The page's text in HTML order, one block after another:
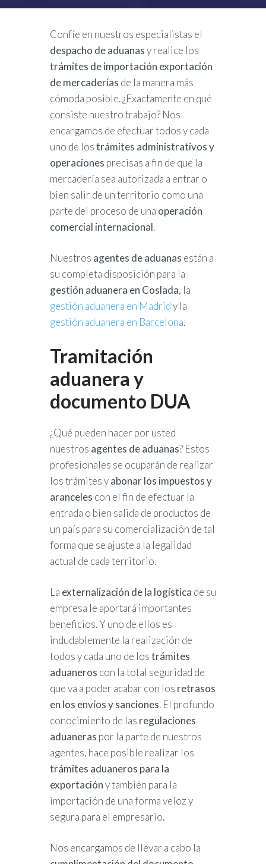
Confíe en nuestros especialistas el
despacho de aduanasy realice los
trámites de importación exportación
de mercaderías de la manera más
cómoda posible. ¿Exactamente en qué
consiste nuestro trabajo? Nos
encargamos de efectuar todos y cada
uno de lostrámites administrativos y
operaciones precisas a fin de que la
mercadería sea autorizada a entrar o
bien salir de un territorio como una
parte del proceso de una operación
comercial internacional.
Nuestros agentes de aduanas están a
su completa disposición para la
gestión aduanera en Coslada, la
gestión aduanera en Madridy la
gestión aduanera en Barcelona.
Tramitación
aduanera y
documento DUA
¿Qué pueden hacer por usted
nuestros agentes de aduanas? Estos
profesionales se ocuparán de realizar
los trámites yabonar los impuestos y
aranceles con el fin de efectuar la
entrada o bien salida de productos de
un país para su comercialización de tal
forma que se ajuste a la legalidad
actual de cada territorio.
La externalización de la logística de su
empresa le aportará importantes
beneficios. Y uno de ellos es
indudablemente la realización de
todos y cada uno de lostrámites
aduaneros con la total seguridad de
que va a poder acabar con los retrasos
en los envíos y sanciones. El profundo
conocimiento de las regulaciones
aduaneras por la parte de nuestros
agentes, hace posible realizar los
trámites aduaneros para la
exportacióny también para la
importación de una forma veloz y
segura para el empresario.
Nos encargamos de llevar a cabo la